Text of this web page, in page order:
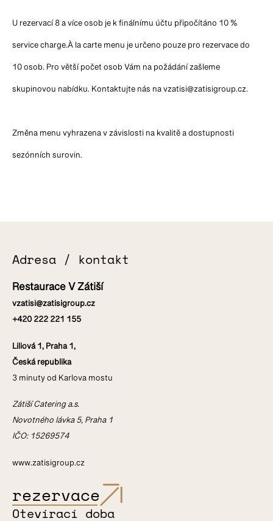
U rezervací 8 a více osob je k finálnímu účtu připočítáno 10 %
service charge.À la carte menu je určeno pouze pro rezervace do
10 osob. Pro větší počet osob Vám na požádání zašleme
skupinovou nabídku. Kontaktujte nás navzatisi@zatisigroup.cz.
Změna menu vyhrazena v závislosti na kvalitě a dostupnosti
sezónních surovin.
Adresa / kontakt
Restaurace V Zátiší
vzatisi@zatisigroup.cz
+420 222 221 155
Liliová 1, Praha 1,
Česká republika
3 minuty od Karlova mostu
Zátiší Catering a.s.
Novotného lávka 5, Praha 1
IČO: 15269574
www.zatisigroup.cz
rezervace
Otevírací doba